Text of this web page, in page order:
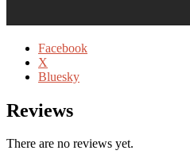
Facebook
X
Bluesky
Reviews
There are no reviews yet.